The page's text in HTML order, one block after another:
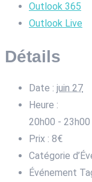
Outlook 365
Outlook Live
Détails
Date : juin 27
Heure :
20h00 - 23h00
Prix : 8€
Catégorie
Événement